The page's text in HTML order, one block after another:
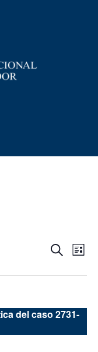
vistas
de
Buscar
Lista
del caso 2731-